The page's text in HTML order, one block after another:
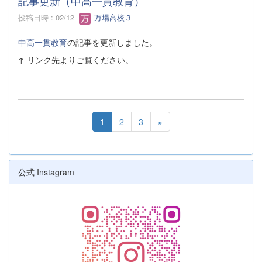
投稿日時 : 02/12 万場高校３
中高一貫教育の記事を更新しました。
↑ リンク先よりご覧ください。
1 2 3 »
公式 Instagram